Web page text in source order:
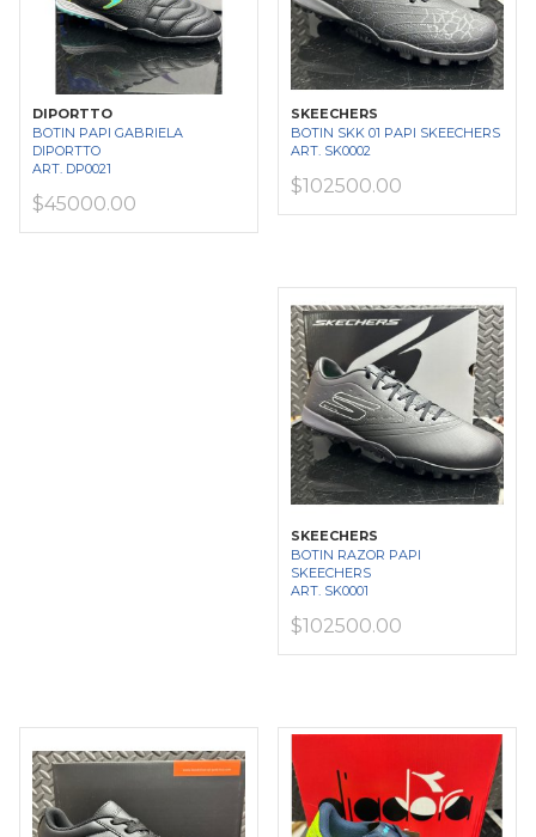
DIPORTTO
BOTIN PAPI GABRIELA
DIPORTTO
ART. DP0021
$45000.00
SKEECHERS
BOTIN SKK 01 PAPI SKEECHERS
ART. SK0002
$102500.00
SKEECHERS
BOTIN RAZOR PAPI
SKEECHERS
ART. SK0001
$102500.00